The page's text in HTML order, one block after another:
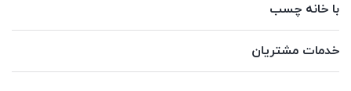
با خانه چسب
خدمات مشتریان